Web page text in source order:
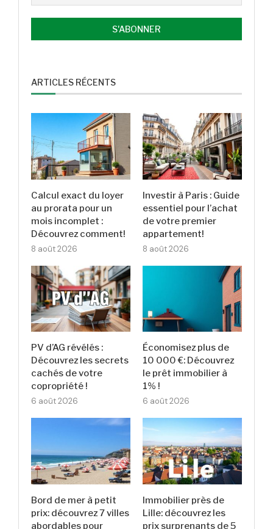
ARTICLES RÉCENTS
Calcul exact du loyer
au prorata pour un
mois incomplet :
Découvrez comment!
8 août 2026
Investir à Paris : Guide
essentiel pour l’achat
de votre premier
appartement!
8 août 2026
PV d’AG révélés :
Découvrez les secrets
cachés de votre
copropriété !
6 août 2026
Économisez plus de
10 000 €: Découvrez
le prêt immobilier à
1% !
6 août 2026
Bord de mer à petit
prix: découvrez 7 villes
abordables pour
Immobilier près de
Lille: découvrez les
prix surprenants de 5